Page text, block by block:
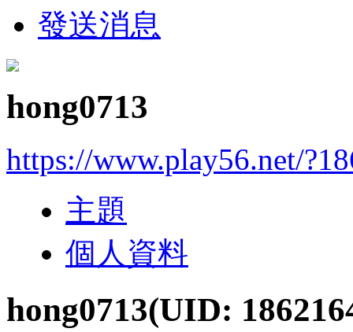
發送消息
hong0713
https://www.play56.net/
主題
個人資料
hong0713(UID: